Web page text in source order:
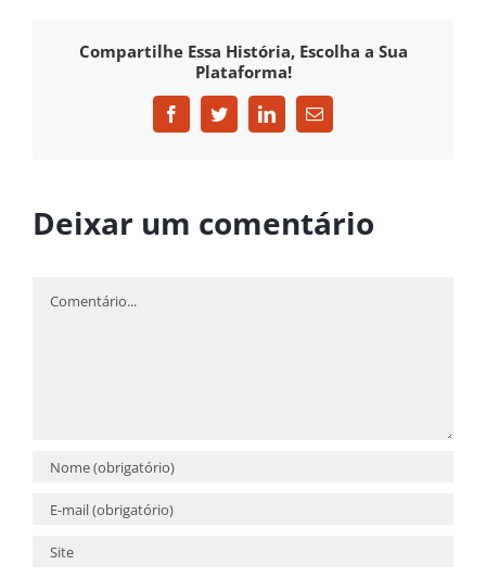
Compartilhe Essa História, Escolha a Sua
Plataforma!
FacebookTwitterLinkedIn
E-
Deixar um comentário